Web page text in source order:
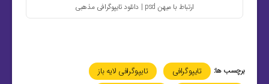
ارتباط با میهن psd | دانلود تایپوگرافی مذهبی
برچسب ها: تایپوگرافی
تایپوگرافی لایه باز